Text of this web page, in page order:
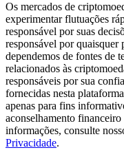
Guia
Guia para iniciantes
Os mercados de
experimentar flutuações
responsável por suas
responsável por quaisquer
dependemos de fontes de
relacionados às
responsáveis por sua
fornecidas nesta
apenas para fins
aconselhamento
informações, consulte
Privacidade.